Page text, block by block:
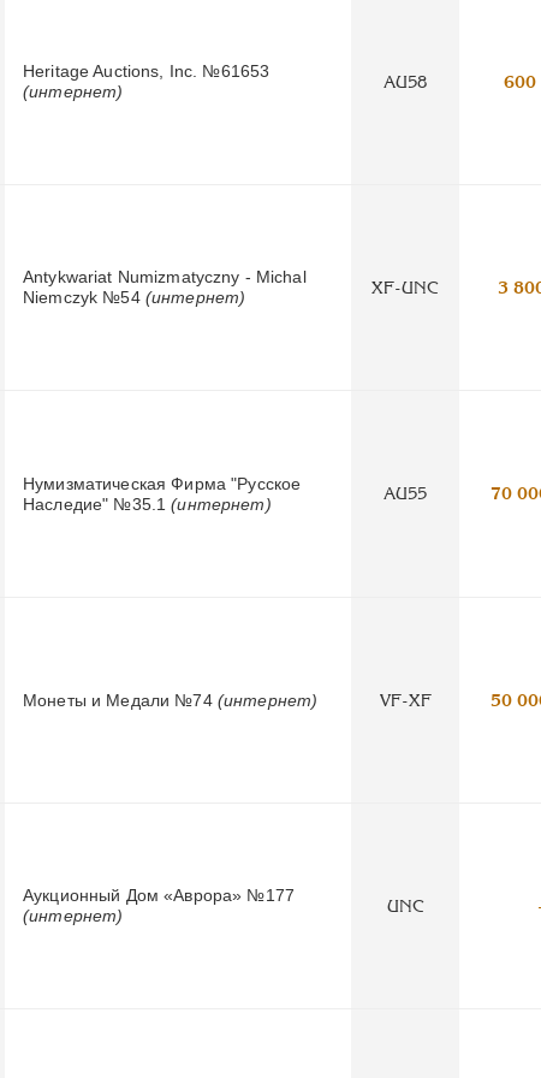
Heritage Auctions, Inc. №61653
(интернет)
AU58 600
Antykwariat Numizmatyczny - Michal
Niemczyk №54 (интернет)
XF-UNC 3
Нумизматическая Фирма "Русское
Наследие" №35.1(интернет)
AU55 70
Монеты и Медали №74 (интернет) VF-XF 50
Аукционный Дом «Аврора» №177
(интернет)
UNC